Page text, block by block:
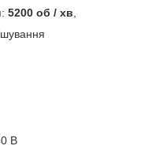
5200 об / хв
В